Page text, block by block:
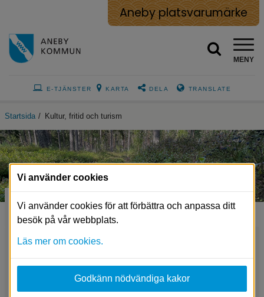
Aneby platsvarumärke
MENY
E-TJÄNSTER KARTA DELA TRANSLATE
Startsida / Kultur, fritid och turism
Kultur, fritid och turism
Vi använder cookies
Vi använder cookies för att förbättra och anpassa ditt
besök på vår webbplats.
Läs mer om cookies.
Godkänn nödvändiga kakor